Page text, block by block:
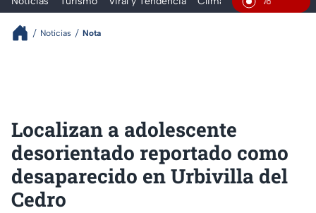
Noticias Nota
Localizan a adolescente
desorientado reportado como
desaparecido en Urbivilla del
Cedro